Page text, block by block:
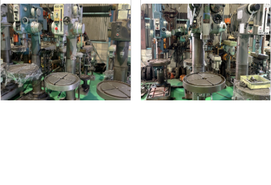
直立ボール盤
メーカー 吉田
形 式YD2-55
年 式-
直立ボール盤
メーカー 吉田
形 式YUD-600
年 式-